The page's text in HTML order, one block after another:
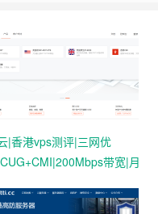
|香港vps测评|三网优
带宽|月